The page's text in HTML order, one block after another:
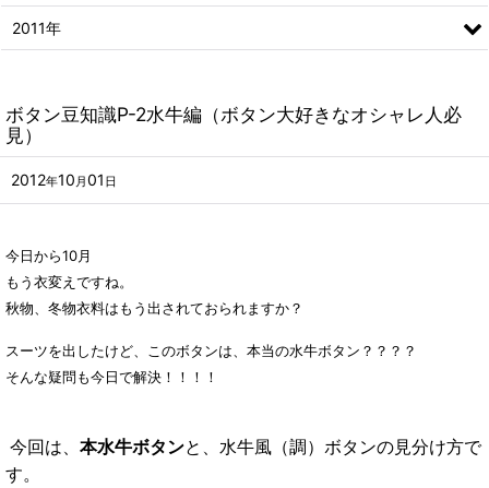
ボタン豆知識P-2水牛編（ボタン大好きなオシャレ人必
見）
2012年10 月 01 日
今日から10月
もう衣変えですね。
秋物、冬物衣料はもう出されておられますか？
スーツを出したけど、このボタンは、本当の水牛ボタン？？？？
そんな疑問も今日で解決！！！！
今回は、 本水牛ボタンと、水牛風（調）ボタンの見分け方で
す。
2011年